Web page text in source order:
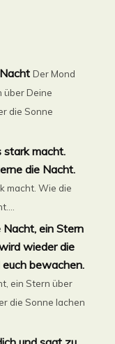
Der Mond
über Deine
die Sonne
stark macht.
die Nacht.
macht. Wie die
ein Stern
wieder die
bewachen.
ein Stern über
die Sonne lachen